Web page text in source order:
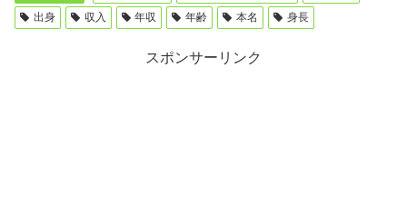
出身
収入 年収 年齢 本名 身長
スポンサーリンク